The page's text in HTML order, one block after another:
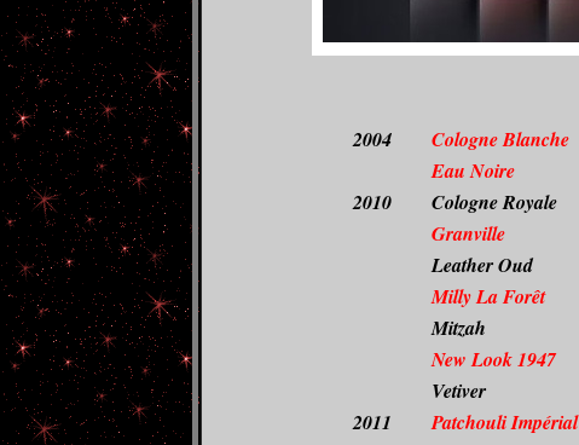
2004 Cologne Blanche
Eau Noire
2010
Cologne Royale
Granville
Leather Oud
Milly La Forêt
Mitzah
New Look 1947
Vetiver
2011
Patchouli Impérial